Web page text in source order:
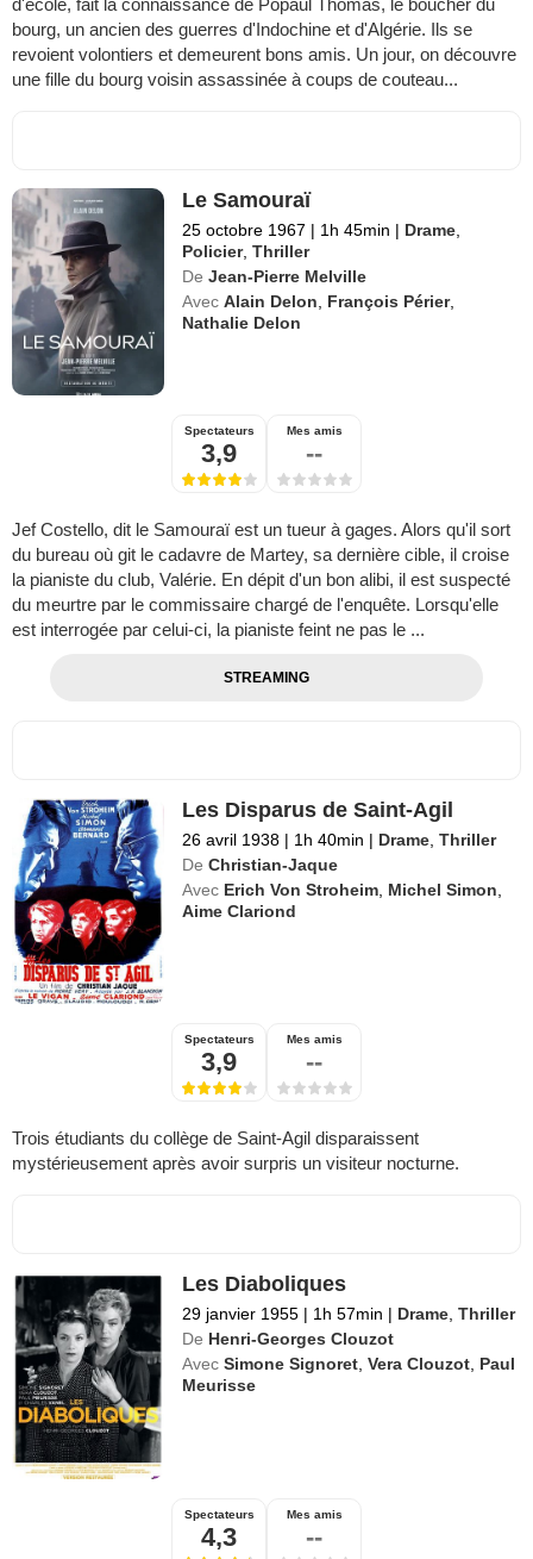
bourg, un ancien des guerres d'Indochine et d'Algérie. Ils se
revoient volontiers et demeurent bons amis. Un jour, on découvre
une fille du bourg voisin assassinée à coups de couteau...
Le Samouraï
25 octobre 1967 | 1h 45min | Drame
Policier,Thriller
De Jean-Pierre Melville
Avec Alain Delon François Périer,
Nathalie Delon
Spectateurs
3,9
Mes amis
--
Jef Costello, dit le Samouraï est un tueur à gages. Alors qu'il sort
du bureau où git le cadavre de Martey, sa dernière cible, il croise
la pianiste du club, Valérie. En dépit d'un bon alibi, il est suspecté
du meurtre par le commissaire chargé de l'enquête. Lorsqu'elle
est interrogée par celui-ci, la pianiste feint ne pas le ...
STREAMING
Les Disparus de Saint-Agil
26 avril 1938 | 1h 40min | Drame ,Thriller
De Christian-Jaque
Avec Erich Von Stroheim Michel Simon
Aime Clariond
Spectateurs
3,9
Mes amis
--
Trois étudiants du collège de Saint-Agil disparaissent
mystérieusement après avoir surpris un visiteur nocturne.
Les Diaboliques
29 janvier 1955 | 1h 57min | Drame,Thriller
De Henri-Georges Clouzot
Avec Simone Signoret,Vera Clouzot, Paul
Meurisse
Spectateurs
4,3
Mes amis
--